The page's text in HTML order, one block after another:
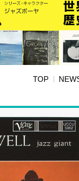
TOP